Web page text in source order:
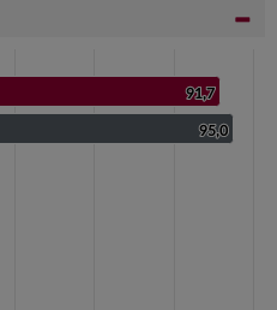
91,7
91,7
95,0
95,0